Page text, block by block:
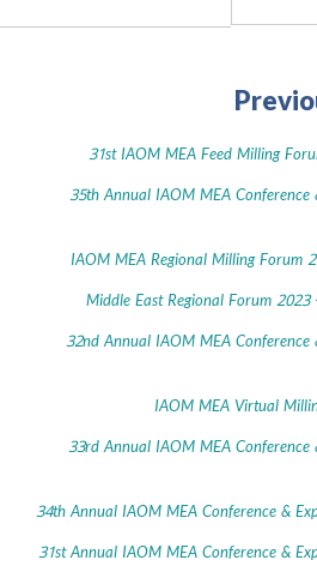
31st IAOM MEA Feed Milling
35th Annual IAOM MEA Conference
IAOM MEA Regional Milling Forum
Middle East Regional Forum
32nd Annual IAOM MEA Conference
IAOM MEA Virtual
33rd Annual IAOM MEA Conference
34th Annual IAOM MEA Conference &
31st Annual IAOM MEA Conference &